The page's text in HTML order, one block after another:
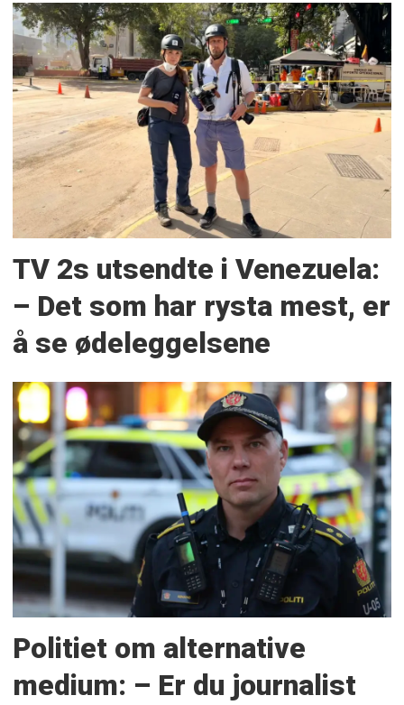
TV 2s utsendte i Venezuela:
– Det som har rysta mest, er
å se ødeleggelsene
Politiet om alternative
medium: – Er du journalist